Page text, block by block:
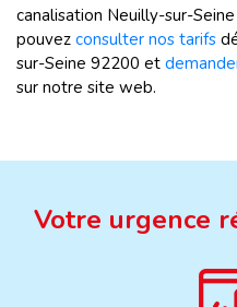
canalisation Neuilly-sur-
pouvez consulter nos tarifs
sur-Seine 92200 et
sur notre site web.
Votre urgence